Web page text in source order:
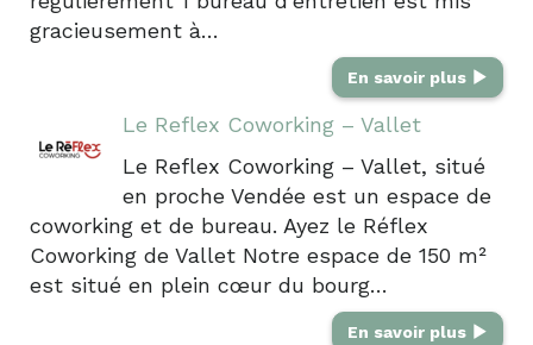
gracieusement à…
En savoir plus
Le Reflex Coworking – Vallet
Le Reflex Coworking – Vallet, situé
en proche Vendée est un espace de
coworking et de bureau. Ayez le Réflex
Coworking de Vallet Notre espace de 150 m²
est situé en plein cœur du bourg…
En savoir plus